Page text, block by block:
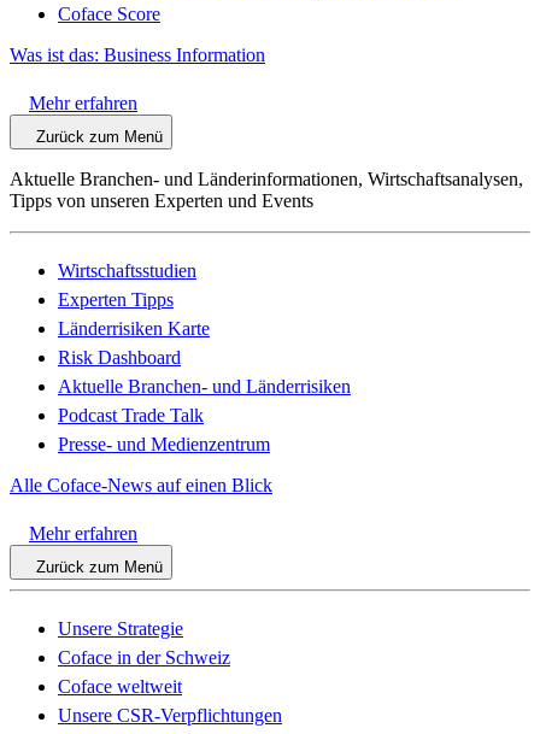
Coface Score
Was ist das: Business Information
Mehr erfahren
Zurück zum Menü
Aktuelle Branchen- und Länderinformationen, Wirtschaftsanalysen,
Tipps von unseren Experten und Events
Wirtschaftsstudien
Experten Tipps
Länderrisiken Karte
Risk Dashboard
Aktuelle Branchen- und Länderrisiken
Podcast Trade Talk
Presse- und Medienzentrum
Alle Coface-News auf einen Blick
Mehr erfahren
Zurück zum Menü
Unsere Strategie
Coface in der Schweiz
Coface weltweit
Unsere CSR-Verpflichtungen